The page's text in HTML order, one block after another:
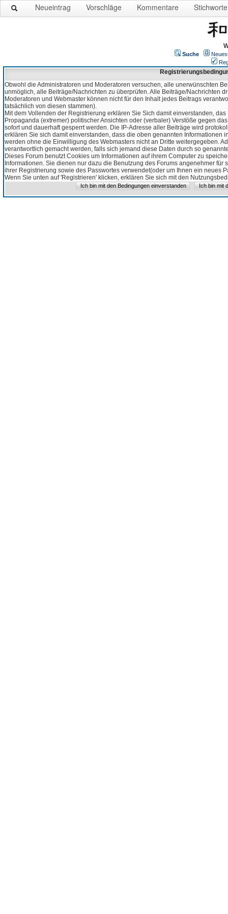
Neueintrag Vorschläge Kommentare Stichworte
Suche
Obwohl die Administratoren und Moderatoren versuchen, alle unerwünschten
unmöglich, alle Beiträge/Nachrichten zu überprüfen. Alle Beiträge/Nachrichten
Moderatoren und Webmaster können nicht für den Inhalt jedes Beitrags
tatsächlich von diesen stammen).
Mit dem Vollenden der Registrierung erklären Sie Sich damit einverstanden,
Propaganda (extremer) politischer Ansichten oder (verbaler) Verstöße gegen
sofort und dauerhaft gesperrt werden. Die IP-Adresse aller Beiträge wird
erklären Sie sich damit einverstanden, dass die oben genannten Informationen
werden ohne die Einwilligung des Webmasters nicht an Dritte weitergegeben.
verantwortlich gemacht werden, falls sich jemand diese Daten durch so
Dieses Forum benutzt Cookies um Informationen auf ihrem Computer zu
Informationen. Sie dienen nur dazu die Benutzung des Forums angenehmer
ihrer Registrierung sowie des Passwortes verwendet(oder um Ihnen ein neues
Wenn Sie unten auf 'Registrieren' klicken, erklären Sie sich mit den